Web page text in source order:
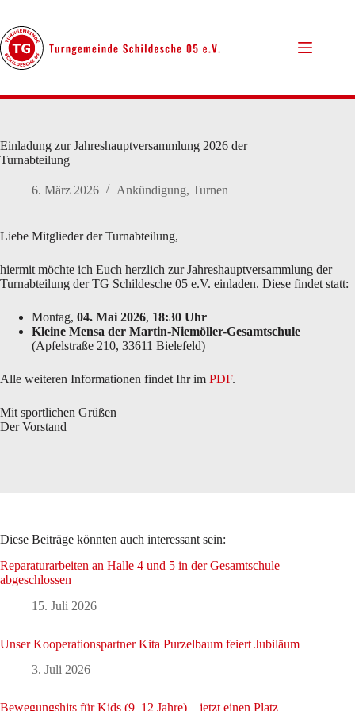
springen
Einladung zur Jahreshauptversammlung 2026 der
Turnabteilung
6. März 2026 Ankündigung, Turnen
Liebe Mitglieder der Turnabteilung,
hiermit möchte ich Euch herzlich zur Jahreshauptversammlung der
Turnabteilung der TG Schildesche 05 e.V. einladen. Diese findet statt:
Montag, 04. Mai 2026, 18:30 Uhr
Kleine Mensa der Martin-Niemöller-Gesamtschule
(Apfelstraße 210, 33611 Bielefeld)
Alle weiteren Informationen findet Ihr im PDF.
Mit sportlichen Grüßen
Der Vorstand
Diese Beiträge könnten auch interessant sein:
Reparaturarbeiten an Halle 4 und 5 in der Gesamtschule
abgeschlossen
15. Juli 2026
Unser Kooperationspartner Kita Purzelbaum feiert Jubiläum
3. Juli 2026
Bewegungshits für Kids (9–12 Jahre) – jetzt einen Platz